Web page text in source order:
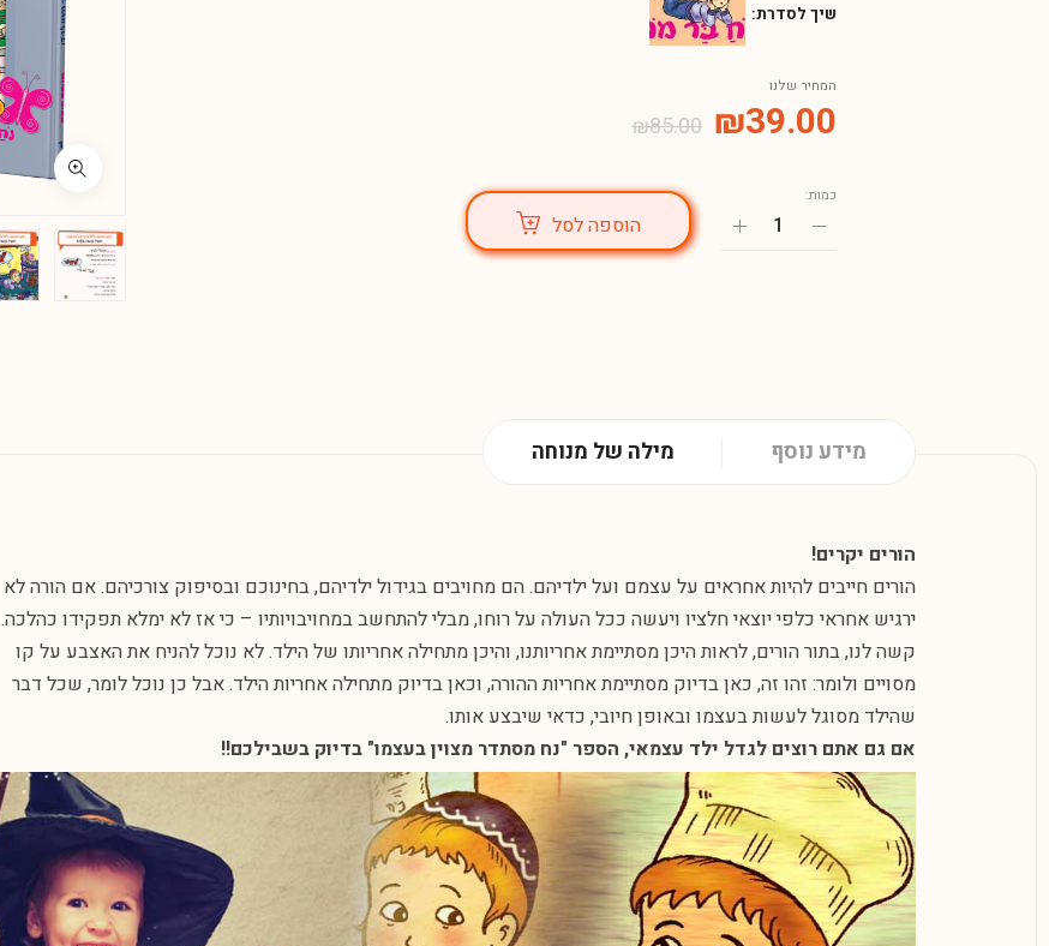
שיך לסדרת:
המחיר שלנו
₪85.00 ₪39.00
כמות:
הוספה לסל
מילה של מנוחה מידע נוסף
הורים יקרים!
הורים חייבים להיות אחראים על עצמם ועל ילדיהם. הם מחויבים בגידול ילדיהם, בחינוכם ובסיפוק צורכיהם. אם הורה לא
ירגיש אחראי כלפי יוצאי חלציו ויעשה ככל העולה על רוחו, מבלי להתחשב במחויבויותיו – כי אז לא ימלא תפקידו כהלכה.
קשה לנו, בתור הורים, לראות היכן מסתיימת אחריותנו, והיכן מתחילה אחריותו של הילד. לא נוכל להניח את האצבע על קו
מסויים ולומר: זהו זה, כאן בדיוק מסתיימת אחריות ההורה, וכאן בדיוק מתחילה אחריות הילד. אבל כן נוכל לומר, שכל דבר
שהילד מסוגל לעשות בעצמו ובאופן חיובי, כדאי שיבצע אותו.
אם גם אתם רוצים לגדל ילד עצמאי, הספר "נח מסתדר מצוין בעצמו" בדיוק בשבילכם!!